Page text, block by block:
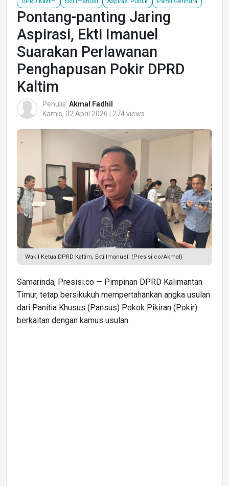
Pontang-panting Jaring
Aspirasi, Ekti Imanuel
Suarakan Perlawanan
Penghapusan Pokir DPRD
Kaltim
Penulis: Akmal Fadhil
Kamis, 02 April 2026 | 274 views
Wakil Ketua DPRD Kaltim, Ekti Imanuel. (Presisi.co/Akmal)
Samarinda, Presisi.co — Pimpinan DPRD Kalimantan
Timur, tetap bersikukuh mempertahankan angka usulan
dari Panitia Khusus (Pansus) Pokok Pikiran (Pokir)
berkaitan dengan kamus usulan.